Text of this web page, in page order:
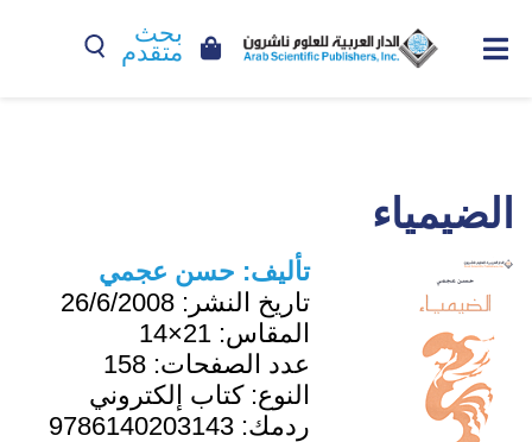
بحث
متقدم
الضيمياء
تأليف: حسن عجمي
تاريخ النشر: 26/6/2008
المقاس: 21×14
عدد الصفحات: 158
النوع:كتاب إلكتروني
ردمك: 9786140203143